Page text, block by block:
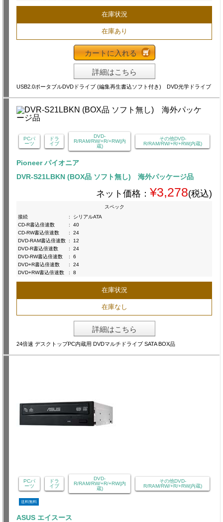
在庫状況
在庫あり
カートに入れる
詳細はこちら
USB2.0ポータブルDVDドライブ (編集再生書込ソフト付き) DVD光学ドライブ
PCパ
ーツ
ドラ
イブ
DVD-
R/RAM/RW/+R/+RW(内
蔵)
その他DVD-
R/RAM/RW/+R/+RW(内蔵)
Pioneer パイオニア
DVR-S21LBKN (BOX品 ソフト無し) 海外パッケージ品
ネット価格： ¥3,278(税込)
スペック
接続
:
シリアルATA
CD-R書込倍速数
:
40
CD-RW書込倍速数
:
24
DVD-RAM書込倍速数 :
12
DVD-R書込倍速数
:
24
DVD-RW書込倍速数
:
6
DVD+R書込倍速数
:
24
DVD+RW書込倍速数
: 8
在庫状況
在庫なし
詳細はこちら
24倍速 デスクトップPC内蔵用 DVDマルチドライブ SATA BOX品
PCパ
ーツ
ドラ
イブ
DVD-
R/RAM/RW/+R/+RW(内
蔵)
その他DVD-
R/RAM/RW/+R/+RW(内蔵)
送料無料
ASUS エイスース